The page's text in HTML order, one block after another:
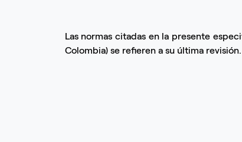
Las normas citadas en la presente
Colombia) se refieren a su última revisión.